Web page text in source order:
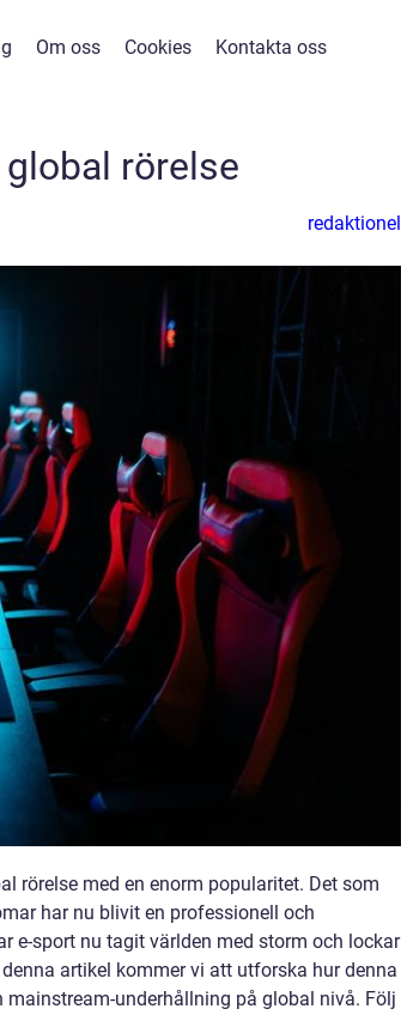
Om oss Cookies Kontakta oss
rörelse
redaktionel
rörelse med en enorm popularitet. Det som
har nu blivit en professionell och
e-sport nu tagit världen med storm och lockar
artikel kommer vi att utforska hur denna
underhållning på global nivå. Följ